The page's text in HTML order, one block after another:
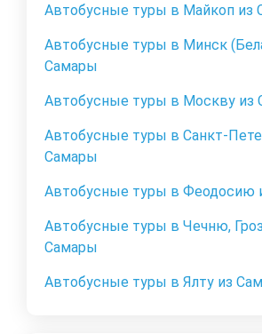
Автобусные туры в Майкоп из
Автобусные туры в Минск
Самары
Автобусные туры в Москву из
Автобусные туры в Санкт-
Самары
Автобусные туры в Феодосию
Автобусные туры в Чечню,
Самары
Автобусные туры в Ялту из